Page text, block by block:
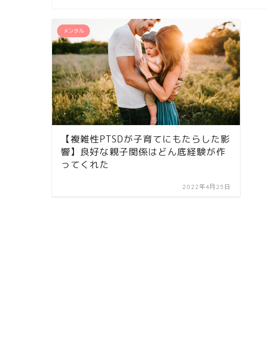
メンタル
【複雑性PTSDが子育てにもたらした影
響】良好な親子関係はどん底経験が作
ってくれた
2022年4月25日